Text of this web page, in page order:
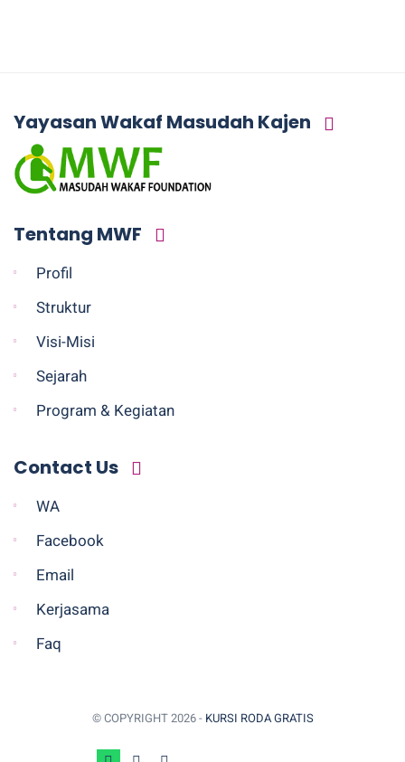
Yayasan Wakaf Masudah Kajen
Tentang MWF
Profil
Struktur
Visi-Misi
Sejarah
Program & Kegiatan
Contact Us
WA
Facebook
Email
Kerjasama
Faq
© COPYRIGHT 2026 - KURSI RODA GRATIS